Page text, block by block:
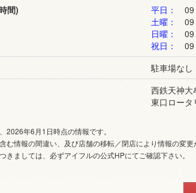
間)
平日：
09
土曜：
09
日曜：
09
祝日：
09
駐車場なし
西鉄天神大
東口ロータ
2026年6月1日時点の情報です。
む情報の間違い、及び店舗の移転／閉店により情報の変
きましては、必ずアイフルの公式HPにてご確認下さい。